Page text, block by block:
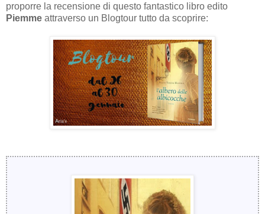
proporre la recensione di questo fantastico libro edito
Piemme attraverso un Blogtour tutto da scoprire: